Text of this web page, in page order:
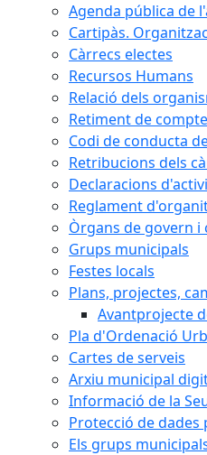
Agenda pública de
Cartipàs.
Càrrecs electes
Recursos Humans
Relació dels
Retiment de
Codi de conducta
Retribucions dels
Declaracions
Reglament
Òrgans de govern i
Grups municipals
Festes locals
Plans, projectes,
Avantprojecte
Pla d'Ordenació
Cartes de serveis
Arxiu municipal
Informació de la
Protecció de dades
Els grups